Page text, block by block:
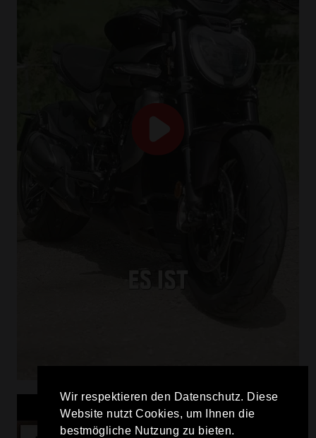
Wir respektieren den Datenschutz. Diese
Website nutzt Cookies, um Ihnen die
bestmögliche Nutzung zu bieten.